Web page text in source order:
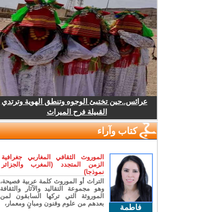
عرائس..حين تختبئ الوجوه وتنطق الهوية وترتدي
القبيلة فرح الميراث
كتاب وآراء
فاطمة
الموروث الثقافي المغاربي جغرافية
الزمن المتجدد (المغرب والجزائر
نموذجا)
التراث أو الموروث كلمة عربية فصيحة،
وهو مجموعة التقاليد والآثار والثقافة
الموروثة التي تركها السابقون لمن
بعدهم من علوم وفنون ومبانٍ ومعمار،